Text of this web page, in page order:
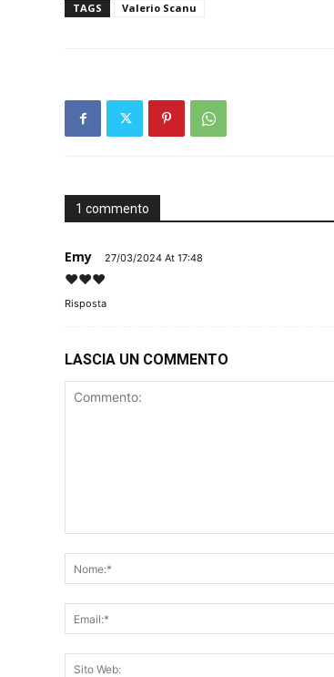
TAGS Valerio Scanu
1 commento
Emy 27/03/2024 At 17:48
♥️♥️♥️
Risposta
LASCIA UN COMMENTO